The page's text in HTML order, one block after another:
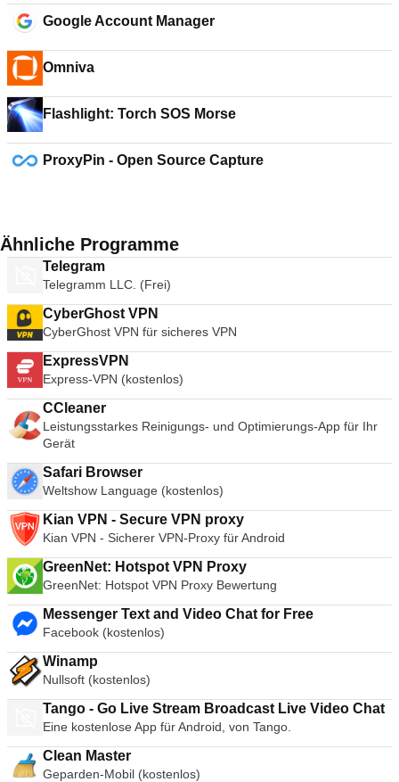
Google Account Manager
Omniva
Flashlight: Torch SOS Morse
ProxyPin - Open Source Capture
Ähnliche Programme
Telegram
Telegramm LLC. (Frei)
CyberGhost VPN
CyberGhost VPN für sicheres VPN
ExpressVPN
Express-VPN (kostenlos)
CCleaner
Leistungsstarkes Reinigungs- und Optimierungs-App für Ihr
Gerät
Safari Browser
Weltshow Language (kostenlos)
Kian VPN - Secure VPN proxy
Kian VPN - Sicherer VPN-Proxy für Android
GreenNet: Hotspot VPN Proxy
GreenNet: Hotspot VPN Proxy Bewertung
Messenger Text and Video Chat for Free
Facebook (kostenlos)
Winamp
Nullsoft (kostenlos)
Tango - Go Live Stream Broadcast Live Video Chat
Eine kostenlose App für Android, von Tango.
Clean Master
Geparden-Mobil (kostenlos)